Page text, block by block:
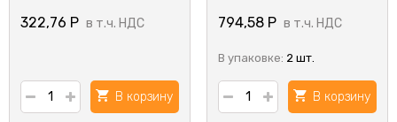
322,76 Р в т.ч. НДС
В корзину
794,58 Р в т.ч. НДС
В упаковке: 2 шт.
В корзину